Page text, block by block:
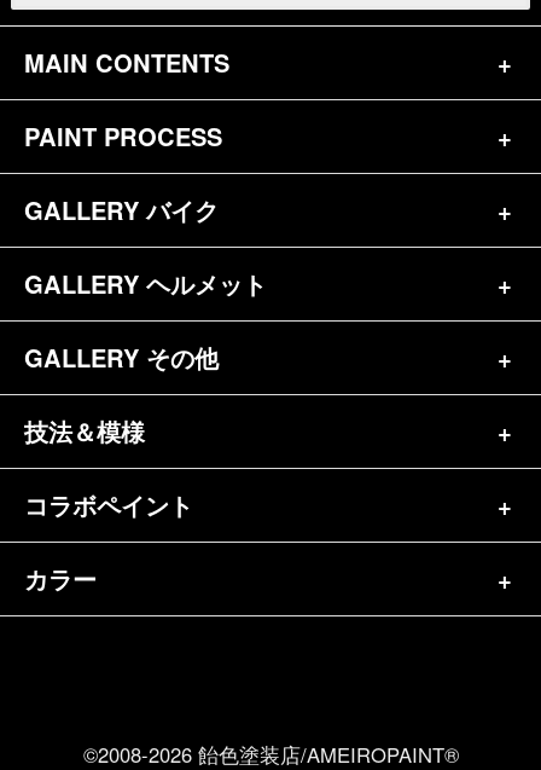
MAIN CONTENTS
トップページ
お問合せ
参考価格
キャンディペイントとは？
メディア掲載（18）
ペイントワンポイント（9）
ペイント済商品（11）
Privacy Policy
PAINT PROCESS
バイク（180）
ヘルメット（84）
GALLERY バイク
バイク一覧（184）
ハーレー（141）
ホンダ（20）
スズキ（8）
GALLERY ヘルメット
ヘルメット一覧（139）
半ヘル（39）
フルフェイス（23）
GALLERY その他
その他一覧（92）
自転車&三輪車（11）
車パーツ（9）
技法＆模様
シンプル（38）
グラフィック（88）
リーフ（37）
コラボペイント
エアブラシ（23）
カラー
©2008-2026 飴色塗装店/AMEIROPAINT®